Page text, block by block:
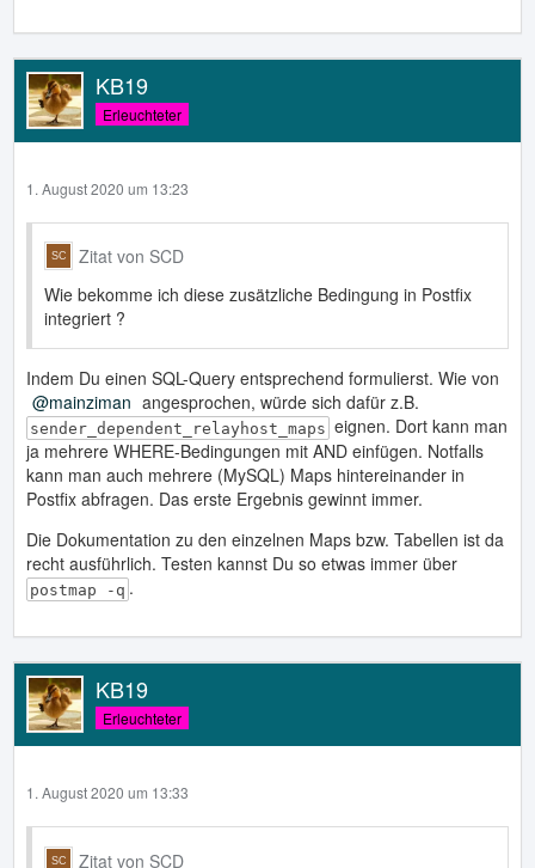
KB19
Erleuchteter
1. August 2020 um 13:23
Zitat von SCD
Wie bekomme ich diese zusätzliche Bedingung in Postfix
integriert ?
Indem Du einen SQL-Query entsprechend formulierst. Wie von
mainziman angesprochen, würde sich dafür z.B.
sender_dependent_relayhost_maps eignen. Dort kann man
ja mehrere WHERE-Bedingungen mit AND einfügen. Notfalls
kann man auch mehrere (MySQL) Maps hintereinander in
Postfix abfragen. Das erste Ergebnis gewinnt immer.
Die Dokumentation zu den einzelnen Maps bzw. Tabellen ist da
recht ausführlich. Testen kannst Du so etwas immer über
postmap -q .
KB19
Erleuchteter
1. August 2020 um 13:33
Zitat von SCD